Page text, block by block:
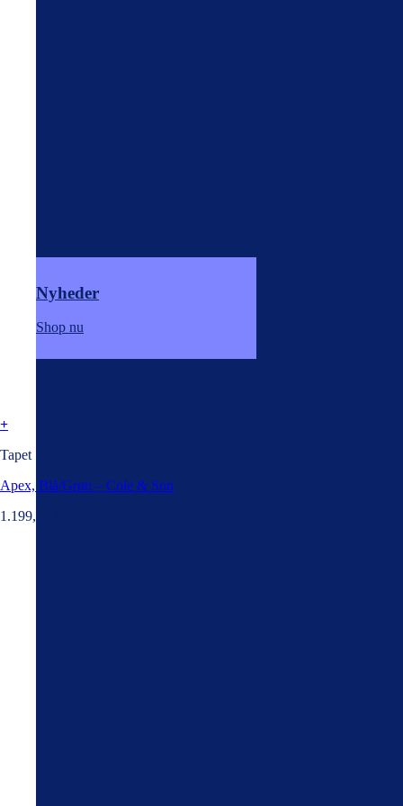
Nyheder
Shop nu
+
Tapet
Apex, Blå/Grøn – Cole & Son
1.199,00